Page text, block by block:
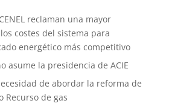
reclaman una mayor
costes del sistema para
energético más competitivo
asume la presidencia de ACIE
de abordar la reforma de
Recurso de gas